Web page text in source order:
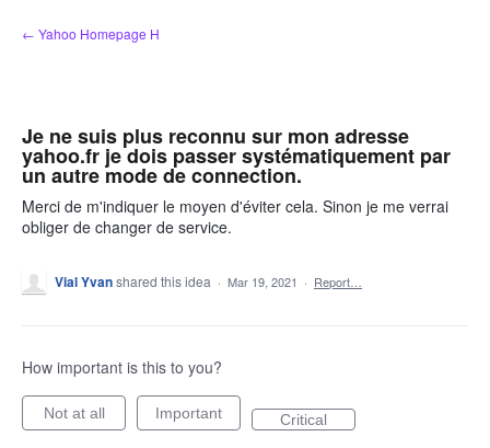
Skip
to
← Yahoo Homepage H
Je ne suis plus reconnu sur mon adresse
yahoo.fr je dois passer systématiquement par
un autre mode de connection.
Merci de m'indiquer le moyen d'éviter cela. Sinon je me verrai
obliger de changer de service.
Vial Yvanshared this idea · Mar 19, 2021 · Report…
How important is this to you?
Not at all Important Critical